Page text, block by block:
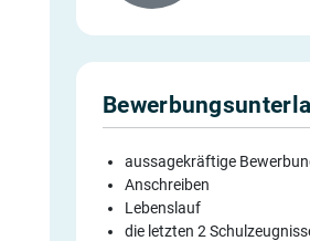
aussagekräftige
Anschreiben
Lebenslauf
die letzten 2